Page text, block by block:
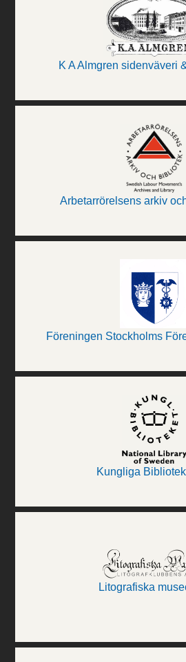
K A Almgren sidenväveri
Arbetarrörelsens arkiv
Föreningen Stockholms
Kungliga
Litografiska